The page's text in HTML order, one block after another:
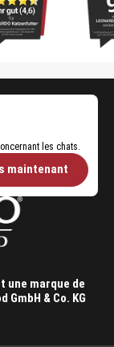
les chats.
maintenant
une marque de
GmbH & Co. KG